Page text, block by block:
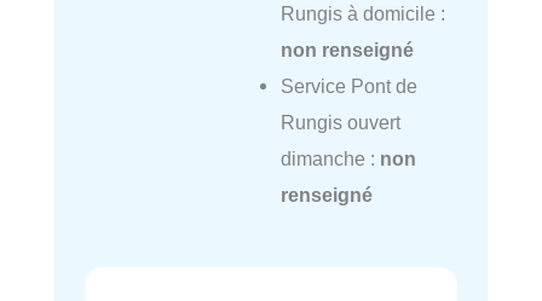
Rungis à domicile :
non renseigné
Service Pont de
Rungis ouvert
dimanche : non
renseigné